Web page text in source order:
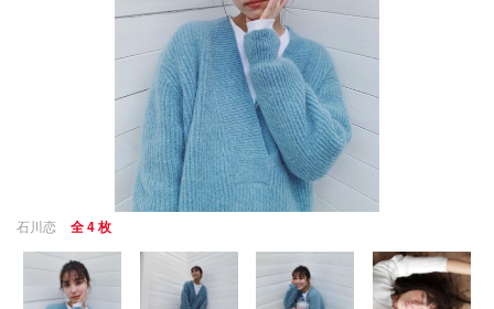
石川恋 全 4 枚